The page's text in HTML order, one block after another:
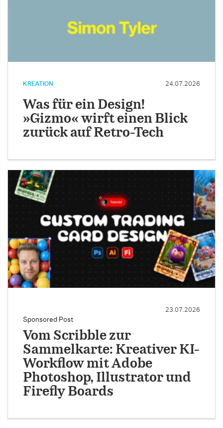
KREATION 24.07.2026
Was für ein Design!
»Gizmo« wirft einen Blick
zurück auf Retro-Tech
Sponsored Post
23.07.2026
Vom Scribble zur
Sammelkarte: Kreativer KI-
Workflow mit Adobe
Photoshop, Illustrator und
Firefly Boards